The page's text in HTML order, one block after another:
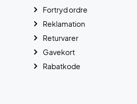
Fortryd ordre
Reklamation
Returvarer
Gavekort
Rabatkode